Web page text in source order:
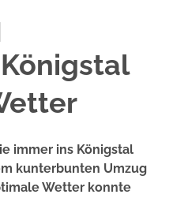
immer ins Königstal
kunterbunten Umzug
Wetter konnte